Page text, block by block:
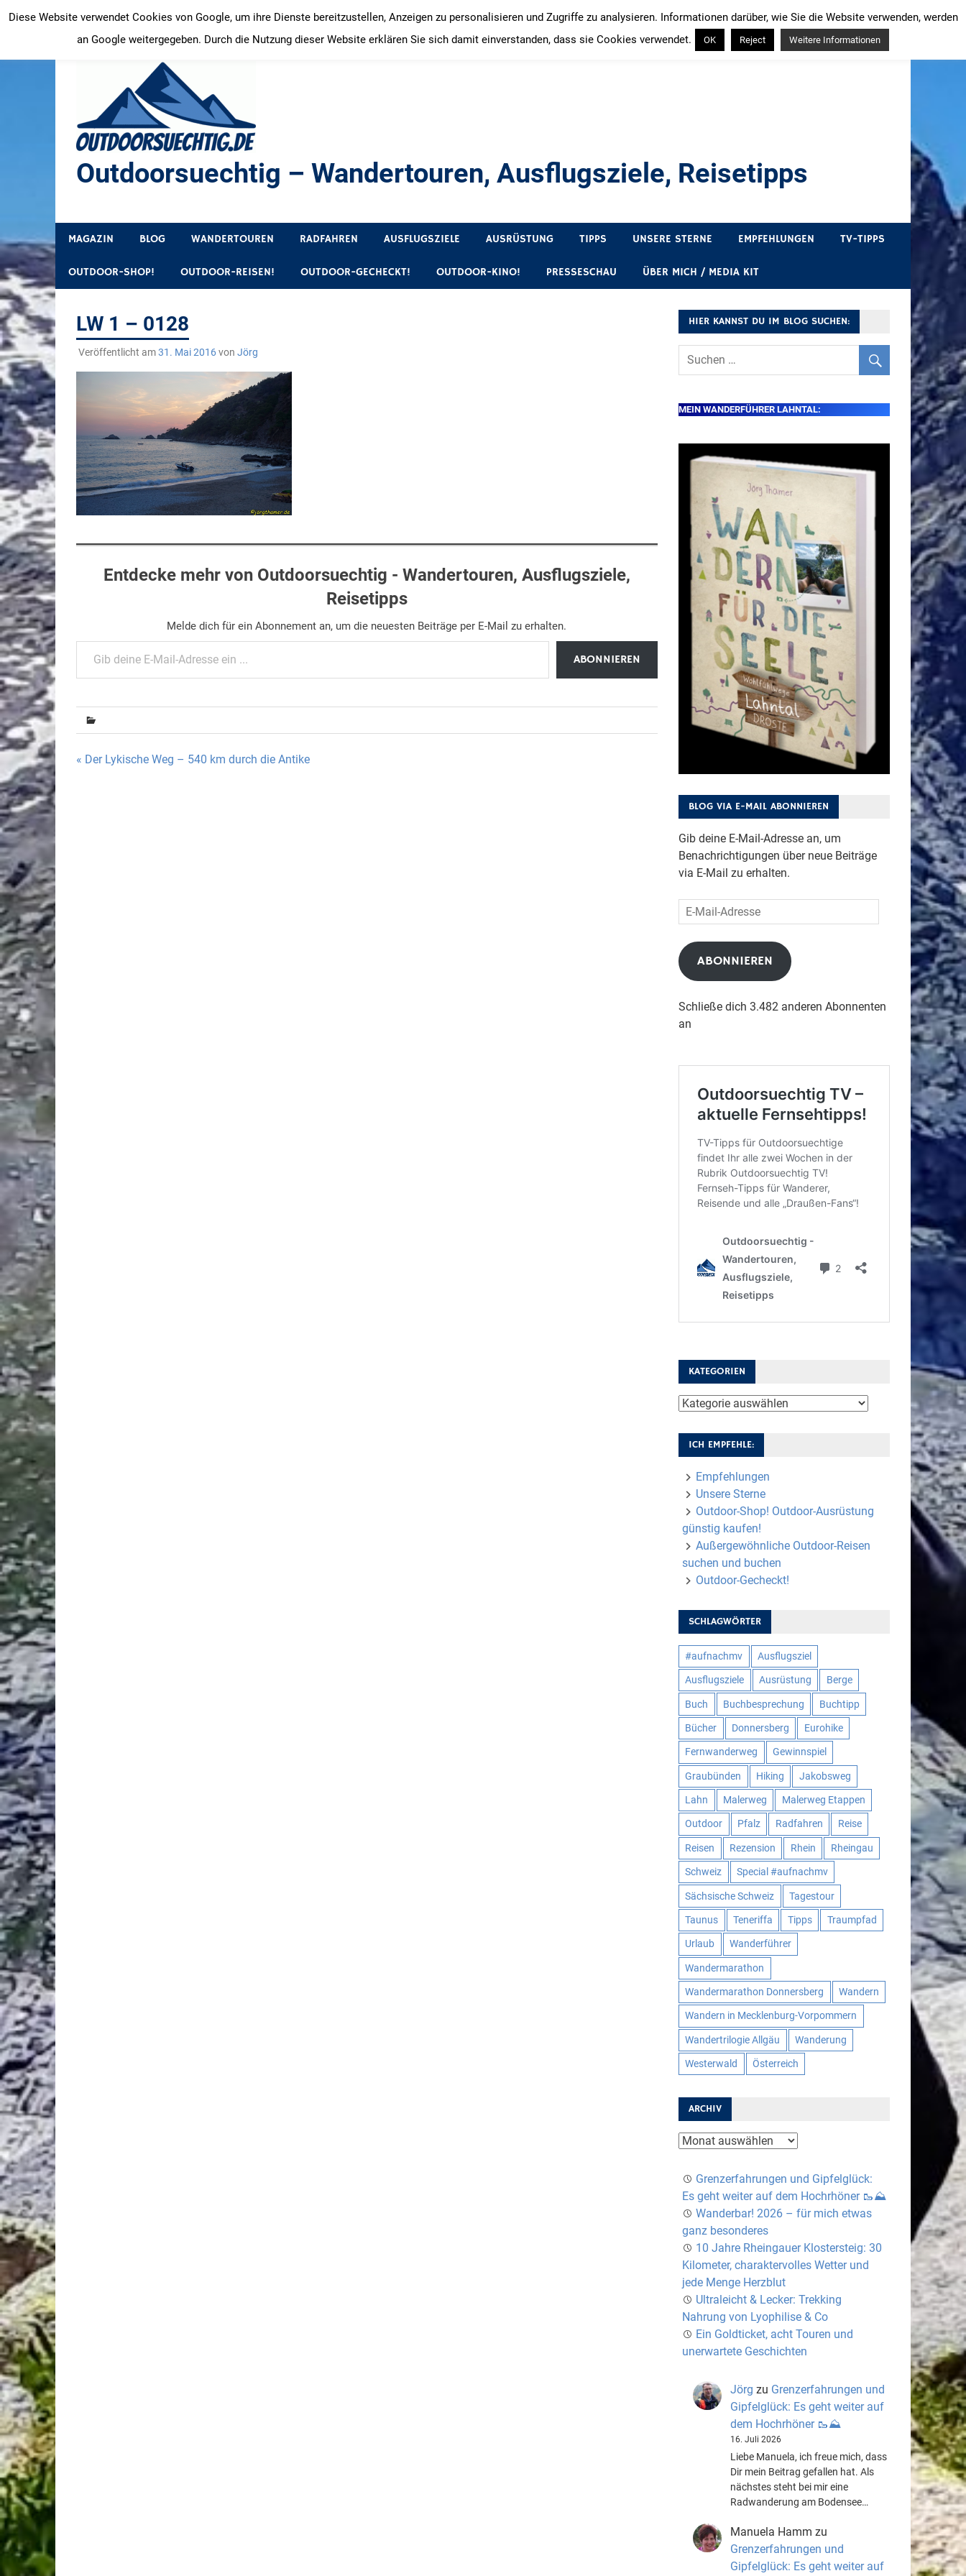
Inhalt
springen
Outdoorsuechtig – Wandertouren, Ausflugsziele, Reisetipps
MAGAZIN BLOG WANDERTOUREN RADFAHREN AUSFLUGSZIELE AUSRÜSTUNG TIPPS UNSERE STERNE EMPFEHLUNGEN TV-TIPPS
OUTDOOR-SHOP! OUTDOOR-REISEN! OUTDOOR-GECHECKT! OUTDOOR-KINO! PRESSESCHAU ÜBER MICH / MEDIA KIT
LW 1 – 0128
Veröffentlicht am31. Mai 2016von Jörg
Entdecke mehr von Outdoorsuechtig - Wandertouren, Ausflugsziele,
Reisetipps
Melde dich für ein Abonnement an, um die neuesten Beiträge per E-Mail zu erhalten.
Gib deine E-Mail-Adresse ein ...
ABONNIEREN
Beitragsnavigation
« Der Lykische Weg – 540 km durch die Antike
HIER KANNST DU IM BLOG SUCHEN:
MEIN WANDERFÜHRER LAHNTAL:
BLOG VIA E-MAIL ABONNIEREN
Gib deine E-Mail-Adresse an, um
Benachrichtigungen über neue Beiträge
via E-Mail zu erhalten.
E-
Mail-
Adresse
ABONNIEREN
Schließe dich 3.482 anderen Abonnenten
an
KATEGORIEN
Kategorien
ICH EMPFEHLE:
Empfehlungen
Unsere Sterne
Outdoor-Shop! Outdoor-Ausrüstung
günstig kaufen!
Außergewöhnliche Outdoor-Reisen
suchen und buchen
Outdoor-Gecheckt!
SCHLAGWÖRTER
#aufnachmv Ausflugsziel
Ausflugsziele Ausrüstung Berge
Buch Buchbesprechung Buchtipp
Bücher Donnersberg Eurohike
Fernwanderweg Gewinnspiel
Graubünden Hiking Jakobsweg
Lahn Malerweg Malerweg Etappen
Outdoor Pfalz Radfahren Reise
Reisen Rezension Rhein Rheingau
Schweiz Special #aufnachmv
Sächsische Schweiz Tagestour
Taunus Teneriffa Tipps Traumpfad
Urlaub Wanderführer
Wandermarathon
Wandermarathon Donnersberg Wandern
Wandern in Mecklenburg-Vorpommern
Wandertrilogie Allgäu Wanderung
Westerwald Österreich
ARCHIV
Archiv
Grenzerfahrungen und Gipfelglück:
Es geht weiter auf dem Hochrhöner 🥾⛰️
Wanderbar! 2026 – für mich etwas
ganz besonderes
10 Jahre Rheingauer Klostersteig: 30
Kilometer, charaktervolles Wetter und
jede Menge Herzblut
Ultraleicht & Lecker: Trekking
Nahrung von Lyophilise & Co
Ein Goldticket, acht Touren und
unerwartete Geschichten
Jörg zu Grenzerfahrungen und
Gipfelglück: Es geht weiter auf
dem Hochrhöner 🥾⛰️
16. Juli 2026
Liebe Manuela, ich freue mich, dass
Dir mein Beitrag gefallen hat. Als
nächstes steht bei mir eine
Radwanderung am Bodensee…
Manuela Hamm zu
Grenzerfahrungen und
Gipfelglück: Es geht weiter auf
Diese Website verwendet Cookies von Google, um ihre Dienste bereitzustellen, Anzeigen zu personalisieren und Zugriffe zu analysieren. Informationen darüber, wie Sie die Website verwenden, werden
an Google weitergegeben. Durch die Nutzung dieser Website erklären Sie sich damit einverstanden, dass sie Cookies verwendet.
OK Reject Weitere Informationen